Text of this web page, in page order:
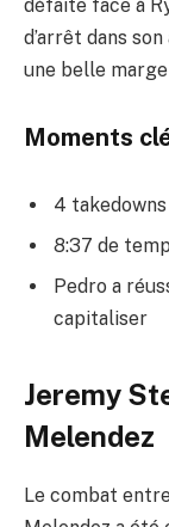
défaite face à
d’arrêt dans
une belle
Moments
4
8:37 de
Pedro a
capitaliser
Jeremy
Melendez
Le combat entre